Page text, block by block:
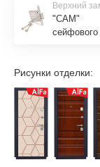
Верхний
"САМ"
сейфового
Рисунки отделки: